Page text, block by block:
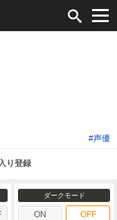
#声優
り登録
ダークモード
ON OFF